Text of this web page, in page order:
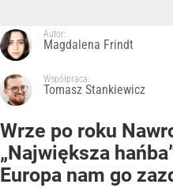
Autor:
Magdalena Frindt
Współpraca:
Tomasz Stankiewicz
Wrze po roku
„Największa
Europa nam go